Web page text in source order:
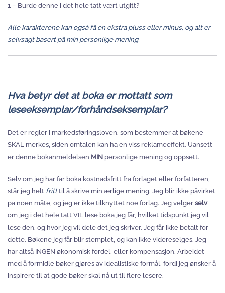
1– Burde denne i det hele tatt vært utgitt?
Alle karakterene kan også få en ekstra pluss eller minus, og alt er
selvsagt basert på min personlige mening.
Hva betyr det at boka er mottatt som
leseeksemplar/forhåndseksemplar?
Det er regler i markedsføringsloven, som bestemmer at bøkene
SKAL merkes, siden omtalen kan ha en viss reklameeffekt. Uansett
er denne bokanmeldelsen MIN personlige mening og oppsett.
Selv om jeg har får boka kostnadsfritt fra forlaget eller forfatteren,
står jeg helt fritttil å skrive min ærlige mening. Jeg blir ikke påvirket
på noen måte, og jeg er ikke tilknyttet noe forlag. Jeg velgerselv
om jeg i det hele tatt VIL lese boka jeg får, hvilket tidspunkt jeg vil
lese den, og hvor jeg vil dele det jeg skriver. Jeg får ikke betalt for
dette. Bøkene jeg får blir stemplet, og kan ikke videreselges. Jeg
har altså INGEN økonomisk fordel, eller kompensasjon. Arbeidet
med å formidle bøker gjøres av idealistiske formål, fordi jeg ønsker å
inspirere til at gode bøker skal nå ut til flere lesere.